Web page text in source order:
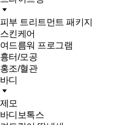
피부 트리트먼트 패키지
스킨케어
여드름워 프로그램
흉터/모공
홍조/혈관
바디
제모
바디보톡스